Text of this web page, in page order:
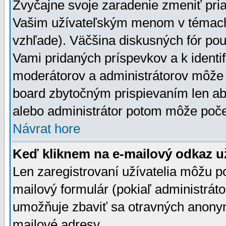
Zvyčajne svoje zaradenie zmeniť
Vašim užívateľským menom v
vzhľade). Väčšina diskusných fór
Vami pridaných príspevkov a k
moderátorov a administrátorov
board zbytočným prispievaním len
alebo administrátor potom môže
Návrat hore
Keď kliknem na e-mailový odkaz
Len zaregistrovaní užívatelia môžu
mailový formulár (pokiaľ
umožňuje zbaviť sa otravných